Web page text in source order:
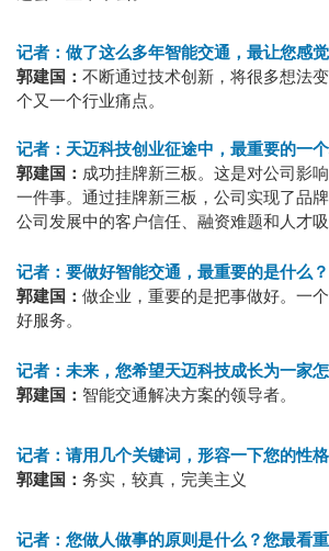
记者：做了这么多年智能交通，最让您感
郭建国： 不断通过技术创新，将很多想法
个又一个行业痛点。
记者：天迈科技创业征途中，最重要的一
郭建国： 成功挂牌新三板。这是对公司影
一件事。通过挂牌新三板，公司实现了品
公司发展中的客户信任、融资难题和人才吸
记者：要做好智能交通，最重要的是什么？
郭建国： 做企业，重要的是把事做好。一
好服务。
记者：未来，您希望天迈科技成长为一家
郭建国： 智能交通解决方案的领导者。
记者：请用几个关键词，形容一下您的性
郭建国： 务实，较真，完美主义
记者：您做人做事的原则是什么？您最看